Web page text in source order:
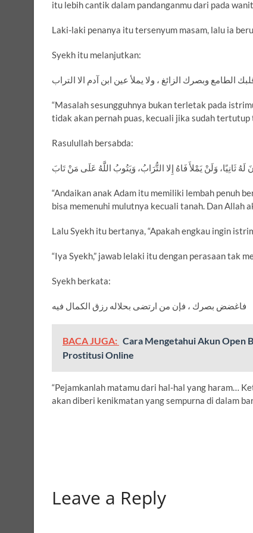
itu lebih cantik dalam pandanganmu dari pada
Laki-laki penanya itu tersenyum masam, lalu ia
Syekh itu melanjutkan:
وبصرك الزائغ ، ولا يملأ عين ابن آدم الا التراب
“Masalah sesungguhnya bukan terletak pada
tidak akan pernah puas, kecuali jika sudah tertutup
Rasulullah bersabda:
ثَانِيًا، وَلَنْ يَمْلأَ فَاهُ إِلا التُّرَابُ، وَيَتُوبُ اللَّهُ عَلَى مَنْ تَابَ
“Andaikan anak Adam itu memiliki lembah penuh
bisa memenuhi mulutnya kecuali tanah. Dan Allah
Lalu Syekh itu bertanya, “Apakah engkau ingin
“Iya Syekh,” jawab lelaki itu dengan perasaan tak
Syekh berkata:
فاغضض ﺑﺼﺮﻙ ، فإن من ارتضى بحلاله رزق الكمال فيه
BACA JUGA: Cara Mengetahui Akun Open
Prostitusi Online
“Pejamkanlah matamu dari hal-hal yang haram…
akan diberi kenikmatan yang sempurna di dalam
Leave a Reply